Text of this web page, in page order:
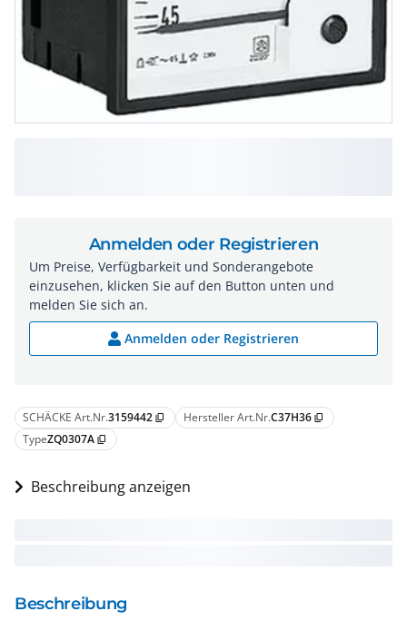
SCHÄCKE Art.Nr.3159442 content_copy Hersteller Art.Nr.C37H36 content_copy
TypeZQ0307A content_copy
Beschreibung anzeigen
Beschreibung
Anmelden oder Registrieren
Um Preise, Verfügbarkeit und Sonderangebote
einzusehen, klicken Sie auf den Button unten und
melden Sie sich an.
Anmelden oder Registrieren